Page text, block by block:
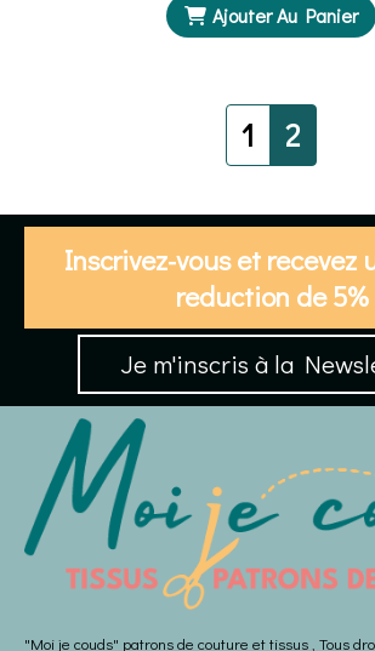
Ajouter Au Panier
1 2
Inscrivez-vous et recevez
reduction de 5%
Je m'inscris à la
"Moi je couds" patrons de couture et tissus , Tous